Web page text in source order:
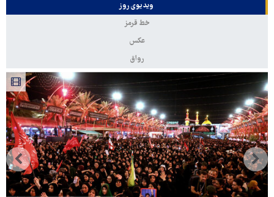
ویدیوی روز
خط قرمز
عکس
رواق